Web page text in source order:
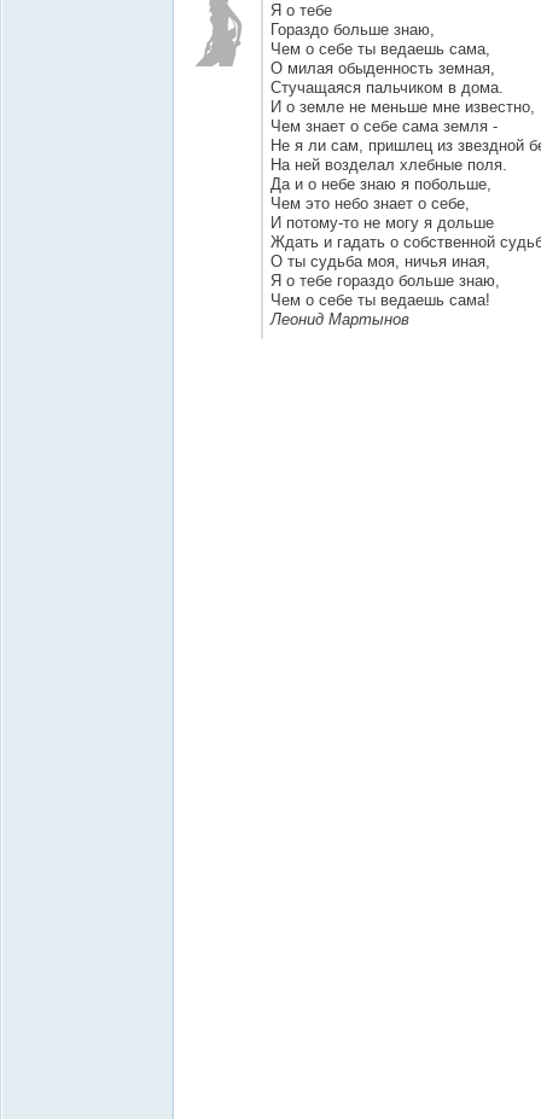
Я о тебе
Гораздо больше знаю,
Чем о себе ты ведаешь сама,
О милая обыденность земная,
Стучащаяся пальчиком в дома.
И о земле не меньше мне известно,
Чем знает о себе сама земля -
Не я ли сам, пришлец из звездной
На ней возделал хлебные поля.
Да и о небе знаю я побольше,
Чем это небо знает о себе,
И потому-то не могу я дольше
Ждать и гадать о собственной
О ты судьба моя, ничья иная,
Я о тебе гораздо больше знаю,
Чем о себе ты ведаешь сама!
Леонид Мартынов